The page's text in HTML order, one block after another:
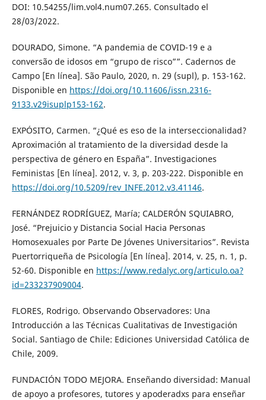
DOI: 10.54255/lim.vol4.num07.265. Consultado el
28/03/2022.
DOURADO, Simone. “A pandemia de COVID-19 e a
conversão de idosos em “grupo de risco””. Cadernos de
Campo [En línea]. São Paulo, 2020, n. 29 (supl), p. 153-162.
Disponible en https://doi.org/10.11606/issn.2316-
9133.v29isuplp153-162.
EXPÓSITO, Carmen. “¿Qué es eso de la interseccionalidad?
Aproximación al tratamiento de la diversidad desde la
perspectiva de género en España”. Investigaciones
Feministas [En línea]. 2012, v. 3, p. 203-222. Disponible en
https://doi.org/10.5209/rev_INFE.2012.v3.41146.
FERNÁNDEZ RODRÍGUEZ, María; CALDERÓN SQUIABRO,
José. “Prejuicio y Distancia Social Hacia Personas
Homosexuales por Parte De Jóvenes Universitarios”. Revista
Puertorriqueña de Psicología [En línea]. 2014, v. 25, n. 1, p.
52-60. Disponible en https://www.redalyc.org/articulo.oa?
id=233237909004.
FLORES, Rodrigo. Observando Observadores: Una
Introducción a las Técnicas Cualitativas de Investigación
Social. Santiago de Chile: Ediciones Universidad Católica de
Chile, 2009.
FUNDACIÓN TODO MEJORA. Enseñando diversidad: Manual
de apoyo a profesores, tutores y apoderadxs para enseñar